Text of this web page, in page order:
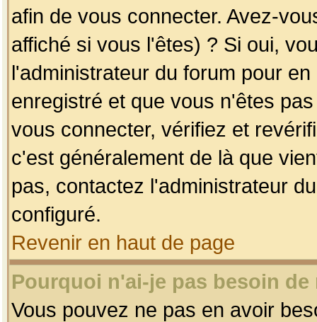
afin de vous connecter. Avez-
affiché si vous l'êtes) ? Si oui,
l'administrateur du forum pour
enregistré et que vous n'êtes
vous connecter, vérifiez et
c'est généralement de là que
pas, contactez l'administrateur
configuré.
Revenir en haut de page
Pourquoi n'ai-je pas besoin
Vous pouvez ne pas en avoir